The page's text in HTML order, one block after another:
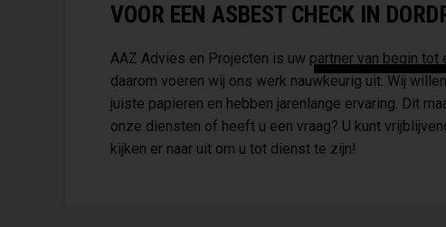
VOOR EEN ASBEST CHECK IN
AAZ Advies en Projecten is uw partner van begin
daarom voeren wij ons werk nauwkeurig uit. Wij
juiste papieren en hebben jarenlange ervaring. Dit
onze diensten of heeft u een vraag? U kunt
kijken er naar uit om u tot dienst te zijn!